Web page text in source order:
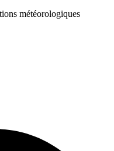
météorologiques